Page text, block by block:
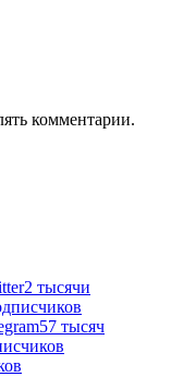
комментарии.
2 тысячи
57 тысяч